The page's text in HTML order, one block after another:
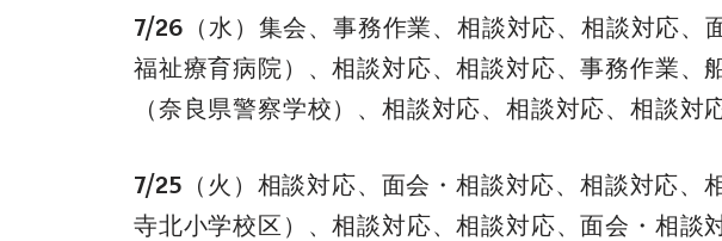
7/26（水）集会、事務作業、相談対応、相談対応
福祉療育病院）、相談対応、相談対応、事務作業
（奈良県警察学校）、相談対応、相談対応、相談
7/25（火）相談対応、面会・相談対応、相談対応
寺北小学校区）、相談対応、相談対応、面会・相